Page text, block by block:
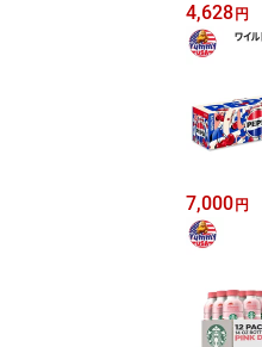
4,628 円
7,000 円